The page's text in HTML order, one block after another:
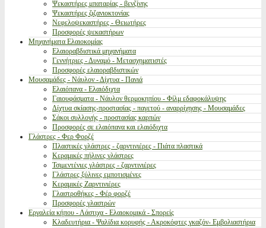
Ψεκαστήρες μπαταρίας - βενζίνης
Ψεκαστήρες ζιζανιοκτονίας
Νεφελοψεκαστήρες - Θειωτήρες
Προσφορές ψεκαστήρων
Μηχανήματα Ελαιοκομίας
Ελαιοραβδιστικά μηχανήματα
Γεννήτριες - Δυναμό - Μετασχηματιστές
Προσφορές ελαιοραβδιστικών
Μουσαμάδες - Νάυλον - Δίχτυα - Πανιά
Ελαιόπανα - Ελαιόδιχτα
Γαιουφάσματα - Νάυλον θερμοκηπίου - Φίλμ εδαφοκάλυψης
Δίχτυα σκίασης-προστασίας - παγετού - αναρρίχησης - Μουσαμάδες
Σάκοι συλλογής - προστασίας καρπών
Προσφορές σε ελαιόπανα και ελαιόδιχτα
Γλάστρες - Φερ Φορζέ
Πλαστικές γλάστρες - ζαρντινιέρες - Πιάτα πλαστικά
Κεραμικές πήλινες γλάστρες
Τσιμεντένιες γλάστρες - ζαρντινιέρες
Γλάστρες ξύλινες εμποτισμένες
Κεραμικές Ζαρντινιέρες
Γλαστροθήκες - Φέρ φορζέ
Προσφορές γλαστρών
Εργαλεία κήπου - Λάστιχα - Ελαιοκομικά - Σπορείς
Κλαδευτήρια - Ψαλίδια κορυφής - Ακροκόφτες γκαζόν- Εμβολιαστήρια